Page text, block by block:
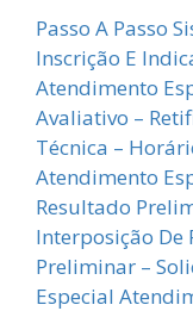
Passo A Passo
Inscrição E
Atendimento
Avaliativo –
Técnica –
Atendimento
Resultado
Interposição De
Preliminar –
Especial